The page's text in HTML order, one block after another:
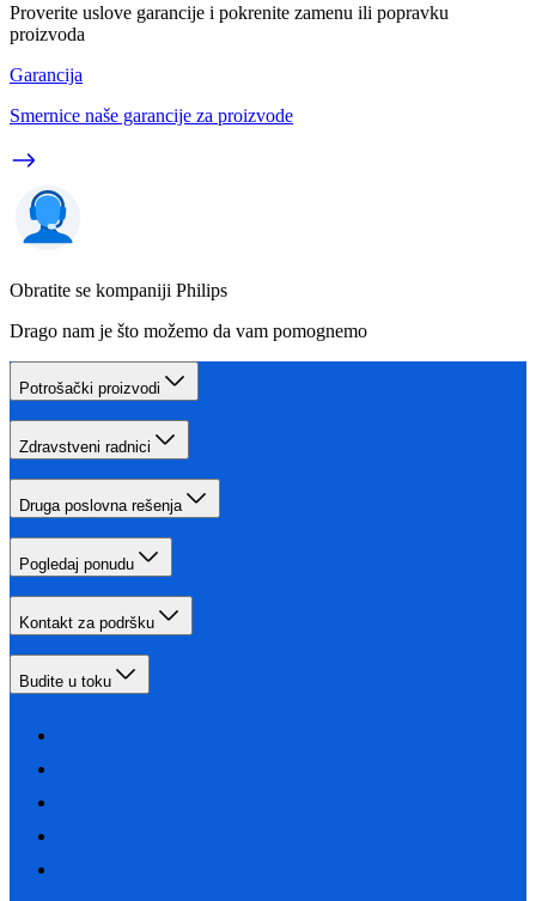
Proverite uslove garancije i pokrenite zamenu ili popravku
proizvoda
Garancija
Smernice naše garancije za proizvode
Obratite se kompaniji Philips
Drago nam je što možemo da vam pomognemo
Potrošački proizvodi
Zdravstveni radnici
Druga poslovna rešenja
Pogledaj ponudu
Kontakt za podršku
Budite u toku